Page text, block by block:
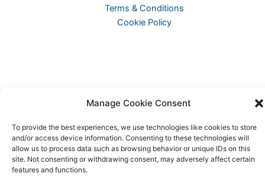
Manage Cookie Consent
To provide the best experiences, we use technologies like cookies to store
and/or access device information. Consenting to these technologies will
allow us to process data such as browsing behavior or unique IDs on this
site. Not consenting or withdrawing consent, may adversely affect certain
features and functions.
Terms & Conditions
Cookie Policy
Copyright © 2026 KI-News und KI-Agenten: einfach und